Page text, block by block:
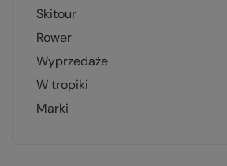
skitour
rower
wyprzedaże
w tropiki
marki